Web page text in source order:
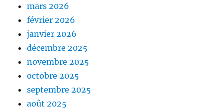
mars 2026
février 2026
janvier 2026
décembre 2025
novembre 2025
octobre 2025
septembre 2025
août 2025